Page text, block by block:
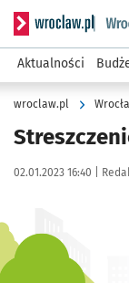
Serwis
Aktualności
wroclaw.pl
Data publikacji:
02.01.2023 16:40 |